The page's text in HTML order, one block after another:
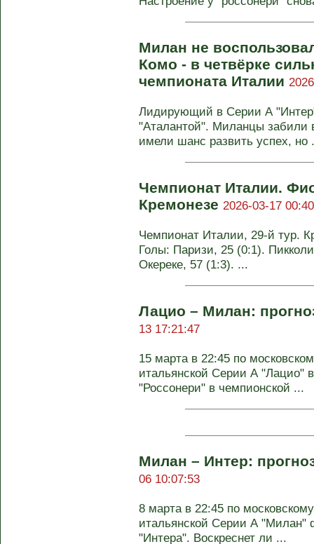
Милан не
Комо - в четвёрке
чемпионата Италии
Лидирующий в Серии А
"Аталантой". Миланцы забили
имели шанс развить успех, но
Чемпионат Италии.
Кремонезе 2026-03-17
Чемпионат Италии, 29-й тур.
Голы: Паризи, 25 (0:1).
Окереке, 57 (1:3). ...
Лацио – Милан:
13 17:21:47
15 марта в 22:45 по
итальянской Серии А "Лацио"
"Россонери" в чемпионской ...
Милан – Интер:
06 10:07:53
8 марта в 22:45 по
итальянской Серии А "Милан"
"Интера". Воскреснет ли ...